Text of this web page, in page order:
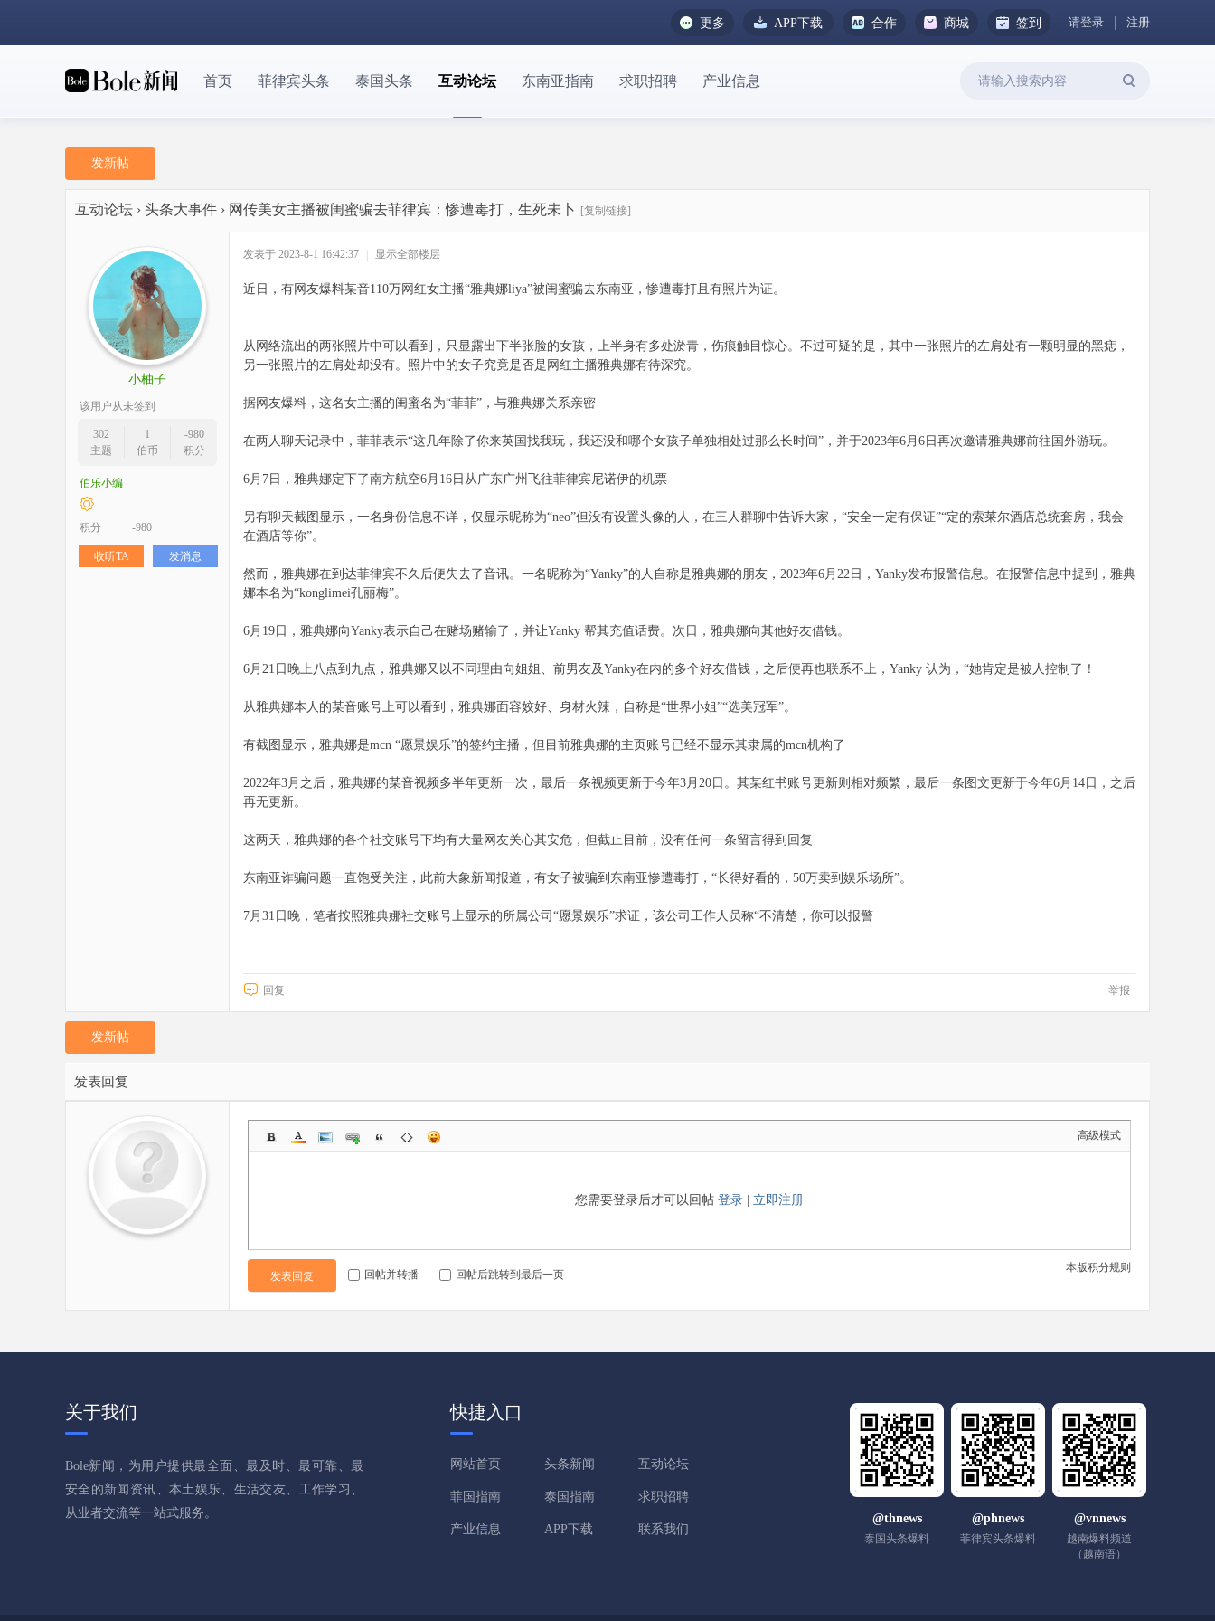
更多 APP下载 合作 商城 签到 请登录 注册
首页 菲律宾头条 泰国头条 互动论坛 东南亚指南 求职招聘 产业信息
发新帖
互动论坛 › 头条大事件 › 网传美女主播被闺蜜骗去菲律宾：惨遭毒打，生死未卜 [复制链接]
小柚子
该用户从未签到
302
主题
1
伯币
-980
积分
伯乐小编
积分 -980
收听TA 发消息
发表于 2023-8-1 16:42:37 显示全部楼层
近日，有网友爆料某音110万网红女主播“雅典娜liya”被闺蜜骗去东南亚，惨遭毒打且有照片为证。
从网络流出的两张照片中可以看到，只显露出下半张脸的女孩，上半身有多处淤青，伤痕触目惊心。不过可疑的是，其中一张照片的左肩处有一颗明显的黑痣，
另一张照片的左肩处却没有。照片中的女子究竟是否是网红主播雅典娜有待深究。
据网友爆料，这名女主播的闺蜜名为“菲菲”，与雅典娜关系亲密
在两人聊天记录中，菲菲表示“这几年除了你来英国找我玩，我还没和哪个女孩子单独相处过那么长时间”，并于2023年6月6日再次邀请雅典娜前往国外游玩。
6月7日，雅典娜定下了南方航空6月16日从广东广州飞往菲律宾尼诺伊的机票
另有聊天截图显示，一名身份信息不详，仅显示昵称为“neo”但没有设置头像的人，在三人群聊中告诉大家，“安全一定有保证”“定的索莱尔酒店总统套房，我会
在酒店等你”。
然而，雅典娜在到达菲律宾不久后便失去了音讯。一名昵称为“Yanky”的人自称是雅典娜的朋友，2023年6月22日，Yanky发布报警信息。在报警信息中提到，雅典
娜本名为“konglimei孔丽梅”。
6月19日，雅典娜向Yanky表示自己在赌场赌输了，并让Yanky 帮其充值话费。次日，雅典娜向其他好友借钱。
6月21日晚上八点到九点，雅典娜又以不同理由向姐姐、前男友及Yanky在内的多个好友借钱，之后便再也联系不上，Yanky 认为，“她肯定是被人控制了！
从雅典娜本人的某音账号上可以看到，雅典娜面容姣好、身材火辣，自称是“世界小姐”“选美冠军”。
有截图显示，雅典娜是mcn “愿景娱乐”的签约主播，但目前雅典娜的主页账号已经不显示其隶属的mcn机构了
2022年3月之后，雅典娜的某音视频多半年更新一次，最后一条视频更新于今年3月20日。其某红书账号更新则相对频繁，最后一条图文更新于今年6月14日，之后
再无更新。
这两天，雅典娜的各个社交账号下均有大量网友关心其安危，但截止目前，没有任何一条留言得到回复
东南亚诈骗问题一直饱受关注，此前大象新闻报道，有女子被骗到东南亚惨遭毒打，“长得好看的，50万卖到娱乐场所”。
7月31日晚，笔者按照雅典娜社交账号上显示的所属公司“愿景娱乐”求证，该公司工作人员称“不清楚，你可以报警
回复 举报
发新帖
发表回复
高级模式
您需要登录后才可以回帖 登录 立即注册
本版积分规则
发表回复 回帖并转播 回帖后跳转到最后一页
关于我们
Bole新闻，为用户提供最全面、最及时、最可靠、最
安全的新闻资讯、本土娱乐、生活交友、工作学习、
从业者交流等一站式服务。
快捷入口
网站首页 头条新闻 互动论坛
菲国指南 泰国指南 求职招聘
产业信息 APP下载 联系我们
@thnews
泰国头条爆料
@phnews
菲律宾头条爆料
@vnnews
越南爆料频道
（越南语）